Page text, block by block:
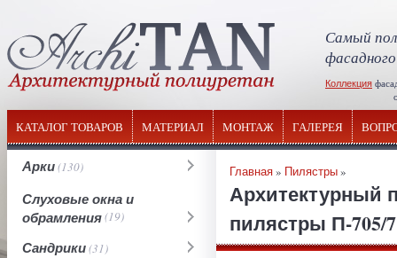
Самый
Коллекция
КАТАЛОГ ТОВАРОВ МАТЕРИАЛ МОНТАЖ ГАЛЕРЕЯ
Арки(130)
Слуховые окна и
обрамления(19)
Сандрики(31)
Главная» Пилястры»
Архитектурный
пилястры П-705/